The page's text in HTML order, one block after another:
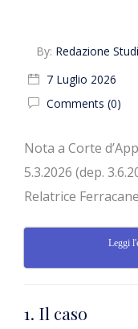
By: Redazione
7 Luglio 2026
Comments (0)
Nota a Corte
5.3.2026 (dep.
Relatrice
Leggi
1. Il caso